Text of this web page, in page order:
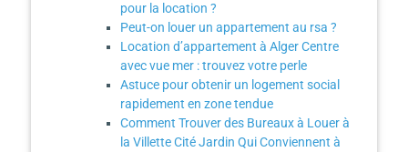
pour la location ?
Peut-on louer un appartement au rsa ?
Location d’appartement à Alger Centre
avec vue mer : trouvez votre perle
Astuce pour obtenir un logement social
rapidement en zone tendue
Comment Trouver des Bureaux à Louer à
la Villette Cité Jardin Qui Conviennent à